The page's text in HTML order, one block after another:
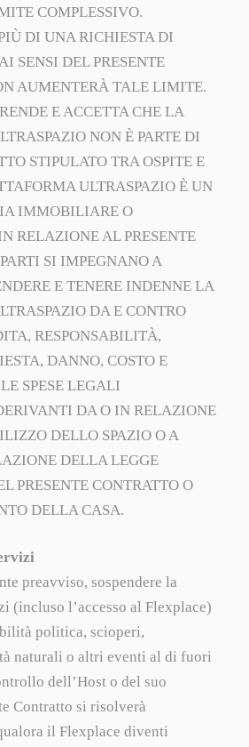
COMPLESSIVO.
DI UNA RICHIESTA DI
SENSI DEL PRESENTE
AUMENTERÀ TALE LIMITE.
E ACCETTA CHE LA
NON È PARTE DI
STIPULATO TRA OSPITE E
ULTRASPAZIO È UN
IMMOBILIARE O
RELAZIONE AL PRESENTE
SI IMPEGNANO A
E TENERE INDENNE LA
DA E CONTRO
RESPONSABILITÀ,
DANNO, COSTO E
SPESE LEGALI
DA O IN RELAZIONE
DELLO SPAZIO O A
DELLA LEGGE
PRESENTE CONTRATTO O
DELLA CASA.
preavviso, sospendere la
(incluso l’accesso al Flexplace)
politica, scioperi,
naturali o altri eventi al di fuori
dell’Host o del suo
Contratto si risolverà
il Flexplace diventi